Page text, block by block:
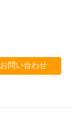
お問い合わせ